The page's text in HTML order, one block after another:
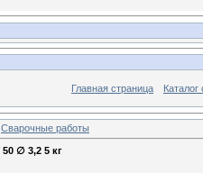
Главная страница Каталог
Сварочные работы
∅ 3,2 5 кг